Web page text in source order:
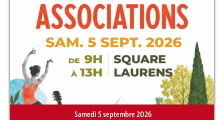
Samedi 5 septembre 2026